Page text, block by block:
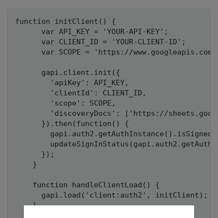
function initClient() {
      var API_KEY = 'YOUR-API-KEY';
      var CLIENT_ID = 'YOUR-CLIENT-ID';
var SCOPE = 'https://
      gapi.client.init({
        'apiKey': API_KEY,
        'clientId': CLIENT_ID,
        'scope': SCOPE,
'discoveryDocs': ['https://
      }).then(function() {
      });
    }
    function handleClientLoad() {
      gapi.load('client:auth2', initClient);
    }